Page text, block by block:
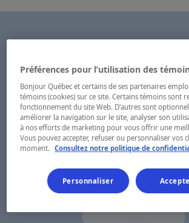
Préférences pour l’utilisation des
Bonjour Québec et certains de ses partenaires
témoins (cookies) sur ce site. Certains témoins sont
fonctionnement du site Web. D’autres sont
améliorer la navigation sur le site, analyser son
à nos efforts de marketing pour vous offrir une
Vous pouvez accepter, refuser ou personnaliser vos
moment.
Consultez notre politique de
Personnaliser